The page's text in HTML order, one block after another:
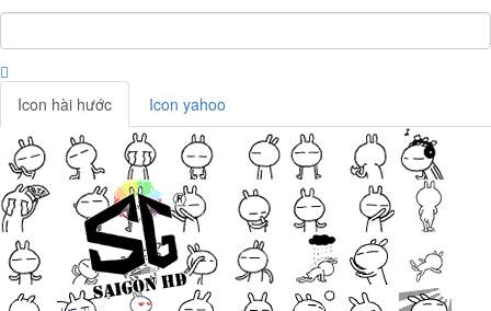
Icon hài hước Icon yahoo